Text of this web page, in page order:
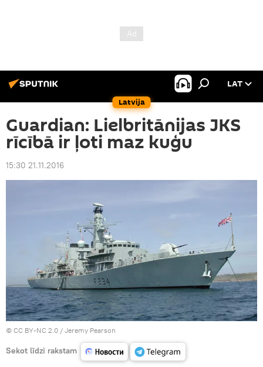
Latvija
LAT
Guardian: Lielbritānijas JKS
rīcībā ir ļoti maz kuģu
15:30 21.11.2016
© CC BY-NC 2.0 / Jeremy Pearson
Sekot līdzi rakstam